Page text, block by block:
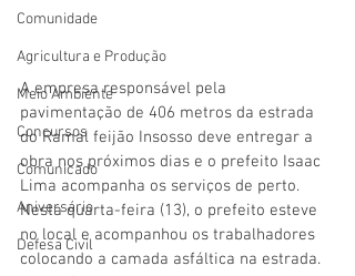
Comunidade
Agricultura e Produção
Meio Ambiente
Concursos
Comunicado
Aniversário
Defesa Civil
A empresa responsável pela
pavimentação de 406 metros da estrada
do Ramal feijão Insosso deve entregar a
obra nos próximos dias e o prefeito Isaac
Lima acompanha os serviços de perto.
Nesta quarta-feira (13), o prefeito esteve
no local e acompanhou os trabalhadores
colocando a camada asfáltica na estrada.